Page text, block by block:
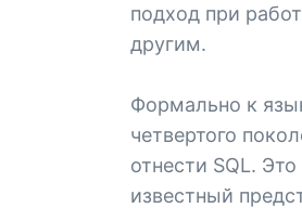
подход при
другим.
Формально к
четвертого
отнести SQL.
известный